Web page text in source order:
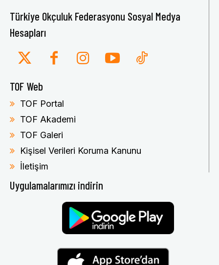
Türkiye Okçuluk Federasyonu Sosyal Medya
Hesapları
TOF Web
TOF Portal
TOF Akademi
TOF Galeri
Kişisel Verileri Koruma Kanunu
İletişim
Uygulamalarımızı indirin